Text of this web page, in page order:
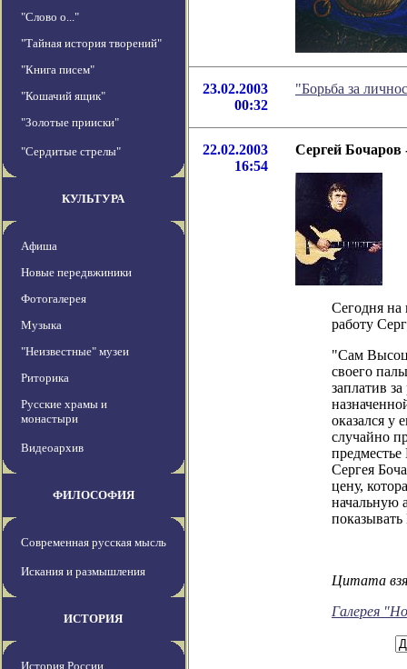
"Слово о..."
"Тайная история творений"
"Книга писем"
"Кошачий ящик"
"Золотые прииски"
"Сердитые стрелы"
КУЛЬТУРА
Афиша
Новые передвжиники
Фотогалерея
Музыка
"Неизвестные" музеи
Риторика
Русские храмы и
монастыри
Видеоархив
ФИЛОСОФИЯ
Современная русская мысль
Искания и размышления
ИСТОРИЯ
История России
23.02.2003
00:32
"Борьба за
22.02.2003
16:54
Сергей
Сегодня
работу
"Сам
своего
заплатив
оказался у
случайно
Сергея
цену,
начальную
Цитата
Галерея